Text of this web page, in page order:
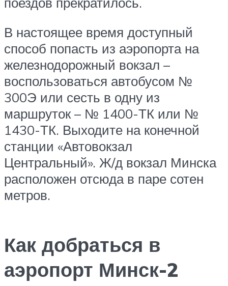
В настоящее время доступный
способ попасть из аэропорта на
железнодорожный вокзал –
воспользоваться автобусом №
300Э или сесть в одну из
маршруток – № 1400-ТК или №
1430-ТК. Выходите на конечной
станции «Автовокзал
Центральный». Ж/д вокзал Минска
расположен отсюда в паре сотен
метров.
Как добраться в
аэропорт Минск-2